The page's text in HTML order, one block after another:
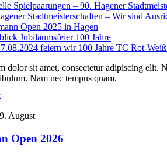
Spielpaarungen – 90. Hagener
Stadtmeisterschaften – Wir sind
Open 2025 in Hagen
Jubiläumsfeier 100 Jahre
feiern wir 100 Jahre TC Rot-
dolor sit amet, consectetur adipiscing elit.
Nam nec tempus quam.
9. August
Open 2026